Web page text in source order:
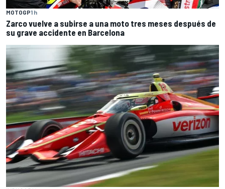
MOTOGP1 h
Zarco vuelve a subirse a una moto tres meses después de
su grave accidente en Barcelona